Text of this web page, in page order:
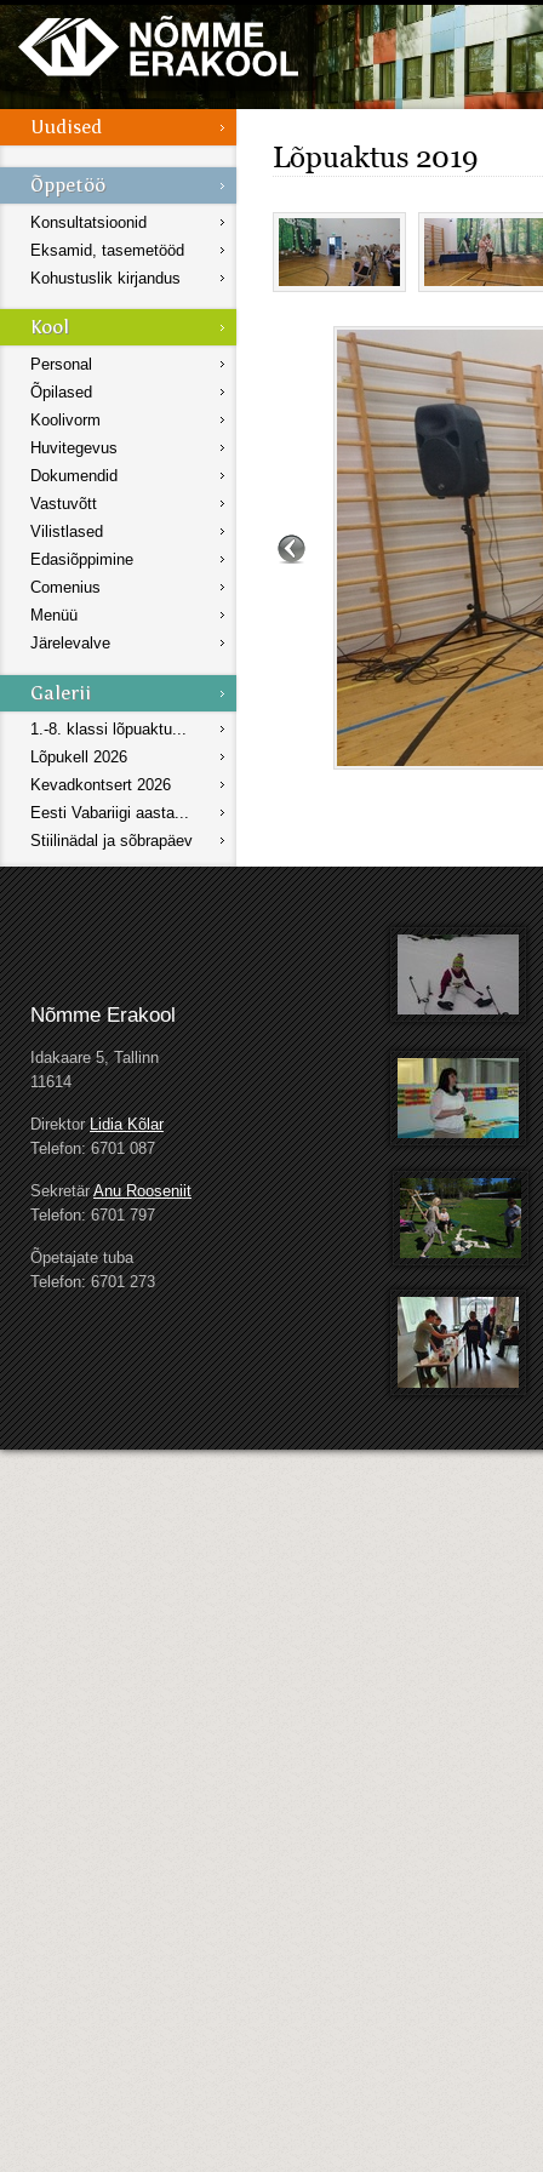
Konsultatsioonid
Eksamid, tasemetööd
Kohustuslik kirjandus
Personal
Õpilased
Koolivorm
Huvitegevus
Dokumendid
Vastuvõtt
Vilistlased
Edasiõppimine
Comenius
Menüü
Järelevalve
1.-8. klassi lõpuaktu...
Lõpukell 2026
Kevadkontsert 2026
Eesti Vabariigi aasta...
Stiilinädal ja sõbrapäev
Lõpuaktus 2019
Nõmme Erakool
Idakaare 5, Tallinn
11614
DirektorLidia Kõlar
Telefon: 6701 087
SekretärAnu Rooseniit
Telefon: 6701 797
Õpetajate tuba
Telefon: 6701 273